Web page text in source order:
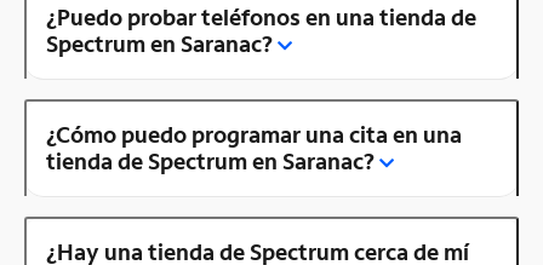
¿Puedo probar teléfonos en una tienda de
Spectrum en Saranac?
¿Cómo puedo programar una cita en una
tienda de Spectrum en Saranac?
¿Hay una tienda de Spectrum cerca de mí